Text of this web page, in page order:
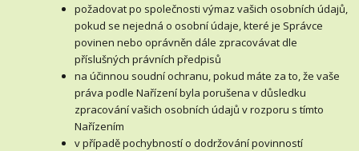
požadovat po společnosti výmaz vašich osobních údajů,
pokud se nejedná o osobní údaje, které je Správce
povinen nebo oprávněn dále zpracovávat dle
příslušných právních předpisů
na účinnou soudní ochranu, pokud máte za to, že vaše
práva podle Nařízení byla porušena v důsledku
zpracování vašich osobních údajů v rozporu s tímto
Nařízením
v případě pochybností o dodržování povinností